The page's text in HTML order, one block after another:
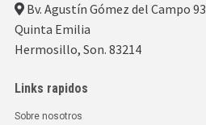
Bv. Agustín Gómez del Campo 93
Quinta Emilia
Hermosillo, Son. 83214
Links rapidos
Sobre nosotros